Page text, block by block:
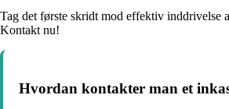
Tag det første skridt mod effektiv inddrivelse
Kontakt nu!
Hvordan kontakter man et